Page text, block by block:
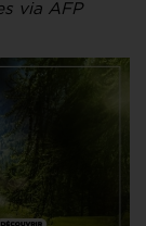
via AFP